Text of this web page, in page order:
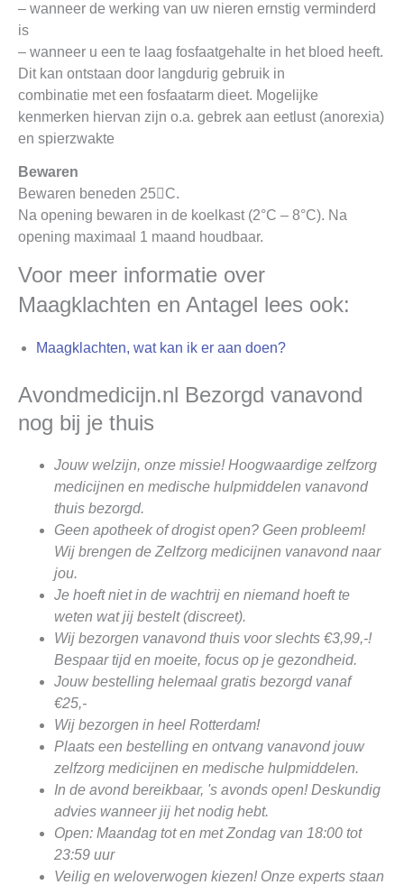
– wanneer de werking van uw nieren ernstig verminderd
is
– wanneer u een te laag fosfaatgehalte in het bloed heeft.
Dit kan ontstaan door langdurig gebruik in
combinatie met een fosfaatarm dieet. Mogelijke
kenmerken hiervan zijn o.a. gebrek aan eetlust (anorexia)
en spierzwakte
Bewaren
Bewaren beneden 25C.
Na opening bewaren in de koelkast (2°C – 8°C). Na
opening maximaal 1 maand houdbaar.
Voor meer informatie over
Maagklachten en Antagel lees ook:
Maagklachten, wat kan ik er aan doen?
Avondmedicijn.nl Bezorgd vanavond
nog bij je thuis
Jouw welzijn, onze missie! Hoogwaardige zelfzorg
medicijnen en medische hulpmiddelen vanavond
thuis bezorgd.
Geen apotheek of drogist open? Geen probleem!
Wij brengen de Zelfzorg medicijnen vanavond naar
jou.
Je hoeft niet in de wachtrij en niemand hoeft te
weten wat jij bestelt (discreet).
Wij bezorgen vanavond thuis voor slechts €3,99,-!
Bespaar tijd en moeite, focus op je gezondheid.
Jouw bestelling helemaal gratis bezorgd vanaf
€25,-
Wij bezorgen in heel Rotterdam!
Plaats een bestelling en ontvang vanavond jouw
zelfzorg medicijnen en medische hulpmiddelen.
In de avond bereikbaar, 's avonds open! Deskundig
advies wanneer jij het nodig hebt.
Open: Maandag tot en met Zondag van 18:00 tot
23:59 uur
Veilig en weloverwogen kiezen! Onze experts staan